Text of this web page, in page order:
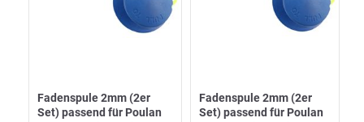
Fadenspule 2mm (2er
Set) passend für Poulan
Fadenspule 2mm (2er
Set) passend für Poulan